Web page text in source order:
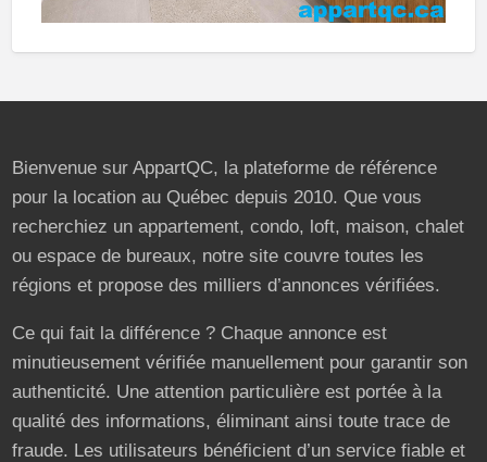
Bienvenue sur AppartQC, la plateforme de référence
pour la location au Québec depuis 2010. Que vous
recherchiez un appartement, condo, loft, maison, chalet
ou espace de bureaux, notre site couvre toutes les
régions et propose des milliers d’annonces vérifiées.
Ce qui fait la différence ? Chaque annonce est
minutieusement vérifiée manuellement pour garantir son
authenticité. Une attention particulière est portée à la
qualité des informations, éliminant ainsi toute trace de
fraude. Les utilisateurs bénéficient d’un service fiable et